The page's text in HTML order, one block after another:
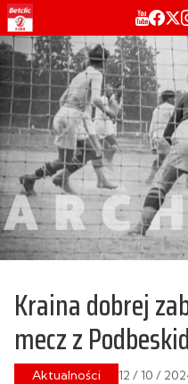
Kraina dobrej
mecz z
Aktualności 12 / 10 /